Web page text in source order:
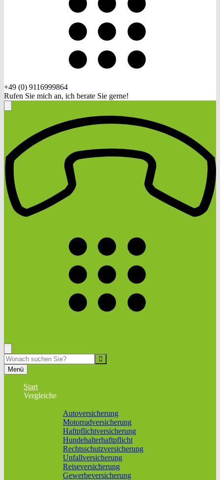
+49 (0) 9116999864
Rufen Sie mich an, ich berate Sie gerne!
Menü
Start
Vergleiche
Autoversicherung
Motorradversicherung
Haftpflichtversicherung
Hundehalterhaftpflicht
Rechtsschutzversicherung
Unfallversicherung
Reiseversicherung
Gewerbeversicherung